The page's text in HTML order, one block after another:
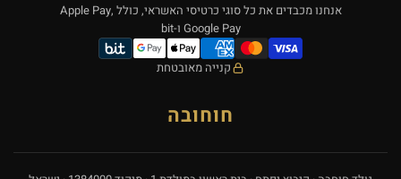
אמצעי
תשלום
אנחנו מכבדים את כל סוגי כרטיסי האשראי, כולל Apple Pay,
Google Pay ו-bit
קנייה מאובטחת
חוחובה